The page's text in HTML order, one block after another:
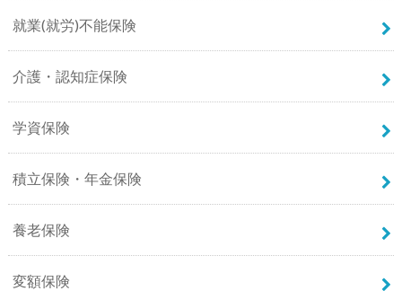
就業(就労)不能保険
介護・認知症保険
学資保険
積立保険・年金保険
養老保険
変額保険